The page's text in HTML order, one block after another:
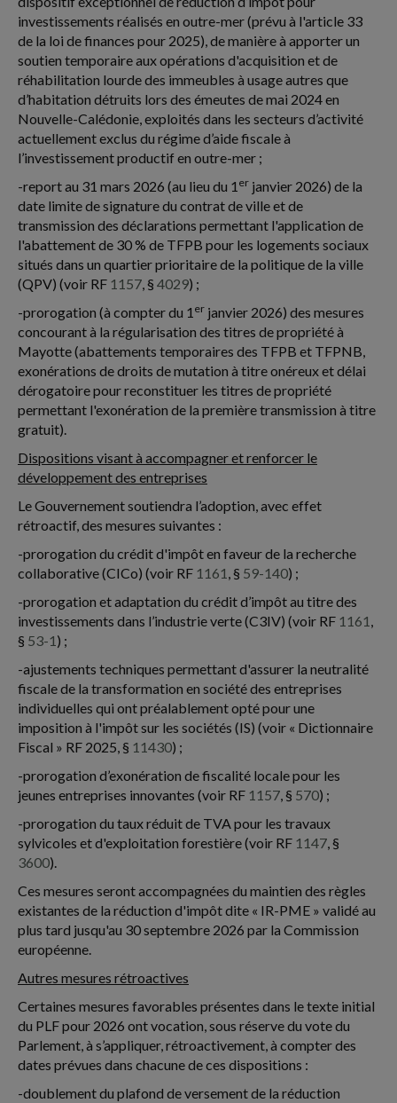
investissements réalisés en outre-mer (prévu à l'article 33
de la loi de finances pour 2025), de manière à apporter un
soutien temporaire aux opérations d'acquisition et de
réhabilitation lourde des immeubles à usage autres que
d’habitation détruits lors des émeutes de mai 2024 en
Nouvelle-Calédonie, exploités dans les secteurs d’activité
actuellement exclus du régime d’aide fiscale à
l’investissement productif en outre-mer ;
-report au 31 mars 2026 (au lieu du 1 er janvier 2026) de la
date limite de signature du contrat de ville et de
transmission des déclarations permettant l'application de
l'abattement de 30 % de TFPB pour les logements sociaux
situés dans un quartier prioritaire de la politique de la ville
(QPV) (voir RF 1157 , § 4029) ;
-prorogation (à compter du 1 er janvier 2026) des mesures
concourant à la régularisation des titres de propriété à
Mayotte (abattements temporaires des TFPB et TFPNB,
exonérations de droits de mutation à titre onéreux et délai
dérogatoire pour reconstituer les titres de propriété
permettant l'exonération de la première transmission à titre
gratuit).
Dispositions visant à accompagner et renforcer le
développement des entreprises
Le Gouvernement soutiendra l’adoption, avec effet
rétroactif, des mesures suivantes :
-prorogation du crédit d'impôt en faveur de la recherche
collaborative (CICo) (voir RF 1161 , § 59-140) ;
-prorogation et adaptation du crédit d’impôt au titre des
investissements dans l’industrie verte (C3IV) (voir RF 1161
§ 53-1 ) ;
-ajustements techniques permettant d'assurer la neutralité
fiscale de la transformation en société des entreprises
individuelles qui ont préalablement opté pour une
imposition à l'impôt sur les sociétés (IS) (voir « Dictionnaire
Fiscal » RF 2025, § 11430) ;
-prorogation d’exonération de fiscalité locale pour les
jeunes entreprises innovantes (voir RF 1157 , § 570) ;
-prorogation du taux réduit de TVA pour les travaux
sylvicoles et d'exploitation forestière (voir RF 1147 , §
3600).
Ces mesures seront accompagnées du maintien des règles
existantes de la réduction d'impôt dite « IR-PME » validé au
plus tard jusqu'au 30 septembre 2026 par la Commission
européenne.
Autres mesures rétroactives
Certaines mesures favorables présentes dans le texte initial
du PLF pour 2026 ont vocation, sous réserve du vote du
Parlement, à s’appliquer, rétroactivement, à compter des
dates prévues dans chacune de ces dispositions :
-doublement du plafond de versement de la réduction